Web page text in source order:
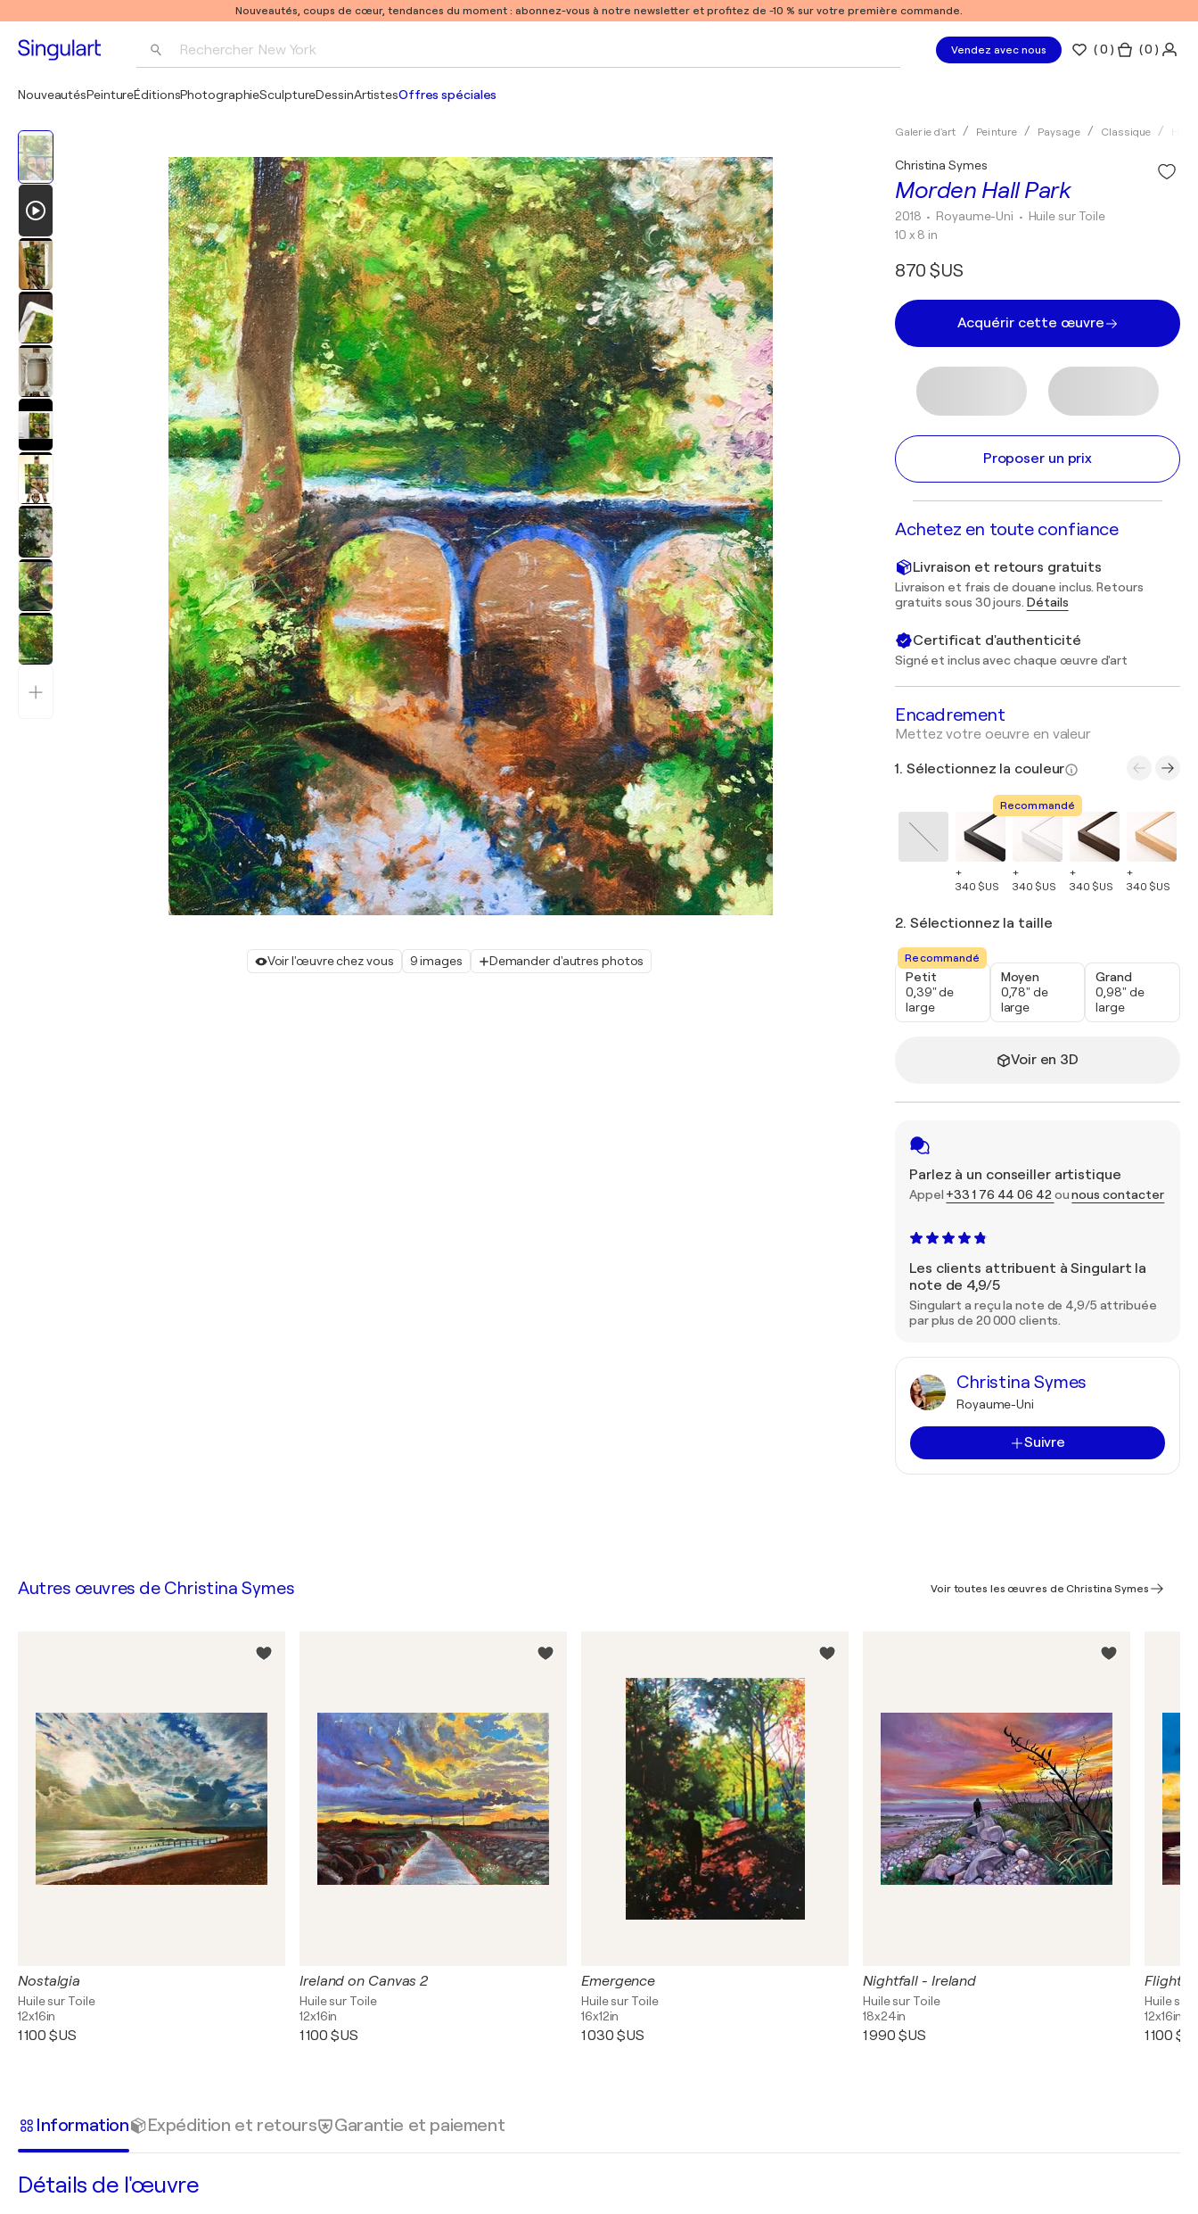
Nouveautés, coups de cœur, tendances du moment : abonnez-vous à notre newsletter et profitez de -10 % sur votre première commande.
Rechercher New York
Pablo Picasso
Vendez avec nous (0 ) ( 0 )
NouveautésPeintureÉditionsPhotographieSculptureDessinArtistesOffres spéciales
Voir l'œuvre chez vous 9 images Demander d'autres photos
Galerie d'art Peinture Paysage Classique Huile
Morden Hall Park
Christina Symes
2018 • Royaume-Uni • Huile sur Toile
10 x 8 in
870 $US
Acquérir cette œuvre
Proposer un prix
Achetez en toute confiance
Livraison et retours gratuits
Livraison et frais de douane inclus. Retours
gratuits sous 30 jours. Détails
Certificat d'authenticité
Signé et inclus avec chaque œuvre d'art
Encadrement
Mettez votre oeuvre en valeur
1. Sélectionnez la couleur
+
340 $US
Recommandé
+
340 $US
+
340 $US
+
340 $US
2. Sélectionnez la taille
Recommandé
Petit
0,39" de
large
Moyen
0,78" de
large
Grand
0,98" de
large
Voir en 3D
Parlez à un conseiller artistique
Appel +33 1 76 44 06 42 ounous contacter
Les clients attribuent à Singulart la
note de 4,9/5
Singulart a reçu la note de 4,9/5 attribuée
par plus de 20 000 clients.
Christina Symes
Royaume-Uni
Suivre
Autres œuvres de Christina Symes Voir toutes les œuvres de Christina Symes
Nostalgia
Huile sur Toile
12x16in
1 100 $US
Ireland on Canvas 2
Huile sur Toile
12x16in
1 100 $US
Emergence
Huile sur Toile
16x12in
1 030 $US
Nightfall - Ireland
Huile sur Toile
18x24in
1 990 $US
Flight
Huile sur
12x16in
1 100
Information Expédition et retours Garantie et paiement
Détails de l'œuvre